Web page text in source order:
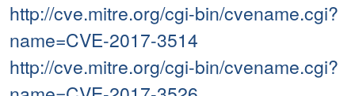
http://cve.mitre.org/cgi-bin/cvename.cgi?
name=CVE-2017-3514
http://cve.mitre.org/cgi-bin/cvename.cgi?